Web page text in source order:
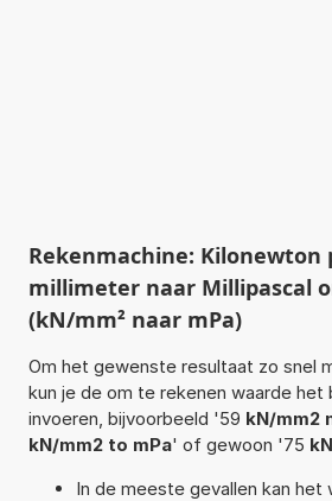
Rekenmachine: Kilonewton
millimeter naar Millipascal
(kN/mm² naar mPa)
Om het gewenste resultaat zo snel
kun je de om te rekenen waarde
invoeren, bijvoorbeeld '59 kN/mm2
kN/mm2 to mPa' of gewoon '75
In de meeste gevallen kan